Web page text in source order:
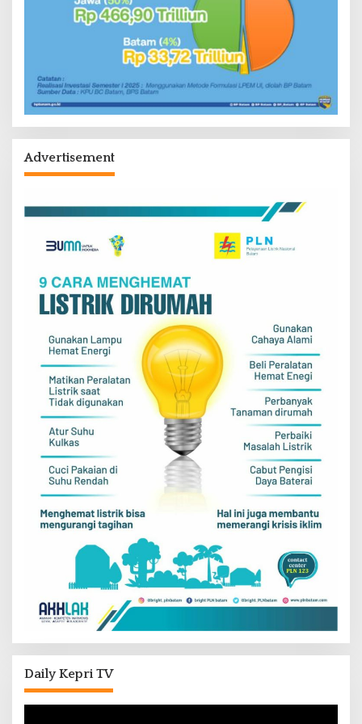
Advertisement
Daily Kepri TV